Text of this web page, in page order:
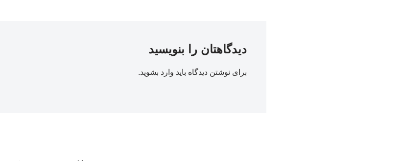
دیدگاهتان را بنویسید
برای نوشتن دیدگاه باید وارد بشوید.